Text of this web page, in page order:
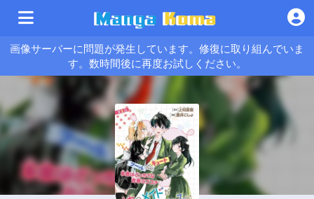
画像サーバーに問題が発生しています。修復に取り組んでいま
す。数時間後に再度お試しください。